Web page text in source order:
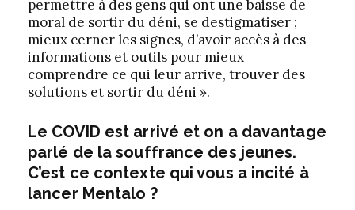
permettre à des gens qui ont une baisse de
moral de sortir du déni, se destigmatiser ;
mieux cerner les signes, d’avoir accès à des
informations et outils pour mieux
comprendre ce qui leur arrive, trouver des
solutions et sortir du déni ».
Le COVID est arrivé et on a davantage
parlé de la souffrance des jeunes.
C’est ce contexte qui vous a incité à
lancer Mentalo ?